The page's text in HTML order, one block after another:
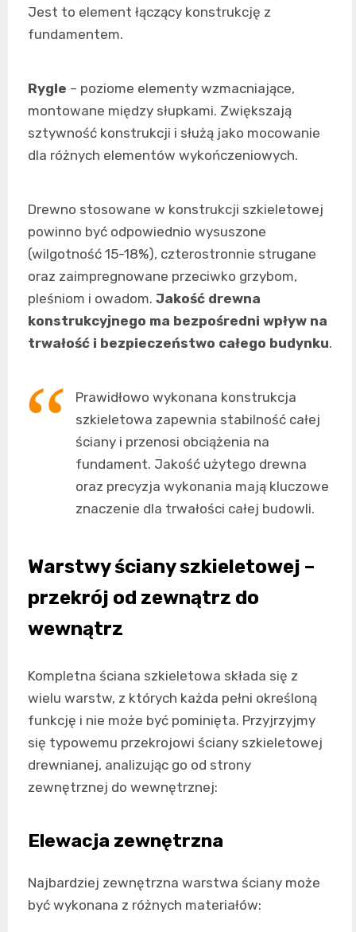
Jest to element łączący konstrukcję z
fundamentem.
Rygle – poziome elementy wzmacniające,
montowane między słupkami. Zwiększają
sztywność konstrukcji i służą jako mocowanie
dla różnych elementów wykończeniowych.
Drewno stosowane w konstrukcji szkieletowej
powinno być odpowiednio wysuszone
(wilgotność 15-18%), czterostronnie strugane
oraz zaimpregnowane przeciwko grzybom,
pleśniom i owadom. Jakość drewna
konstrukcyjnego ma bezpośredni wpływ na
trwałość i bezpieczeństwo całego budynku.
Prawidłowo wykonana konstrukcja
szkieletowa zapewnia stabilność całej
ściany i przenosi obciążenia na
fundament. Jakość użytego drewna
oraz precyzja wykonania mają kluczowe
znaczenie dla trwałości całej budowli.
Warstwy ściany szkieletowej –
przekrój od zewnątrz do
wewnątrz
Kompletna ściana szkieletowa składa się z
wielu warstw, z których każda pełni określoną
funkcję i nie może być pominięta. Przyjrzyjmy
się typowemu przekrojowi ściany szkieletowej
drewnianej, analizując go od strony
zewnętrznej do wewnętrznej:
Elewacja zewnętrzna
Najbardziej zewnętrzna warstwa ściany może
być wykonana z różnych materiałów: